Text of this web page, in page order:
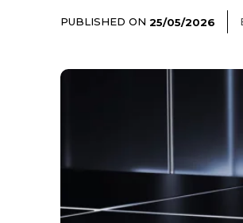
PUBLISHED ON 25/05/2026